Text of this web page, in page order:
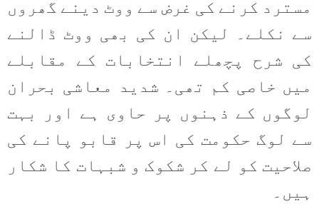
مسترد کرنے کی غرض سے ووٹ دینے گھروں
سے نکلے۔ لیکن ان کی بھی ووٹ ڈالنے
کی شرح پچھلے انتخابات کے مقابلے
میں خاصی کم تھی۔ شدید معاشی بحران
لوگوں کے ذہنوں پر حاوی ہے اور بہت
سے لوگ حکومت کی اس پر قابو پانے کی
صلاحیت کو لے کر شکوک و شبہات کا شکار
ہیں۔